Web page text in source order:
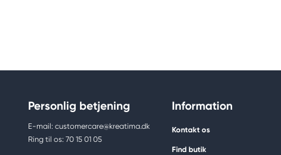
Personlig betjening
E-mail: customercare@kreatima.dk
Ring til os: 70 15 01 05
Information
Kontakt os
Find butik